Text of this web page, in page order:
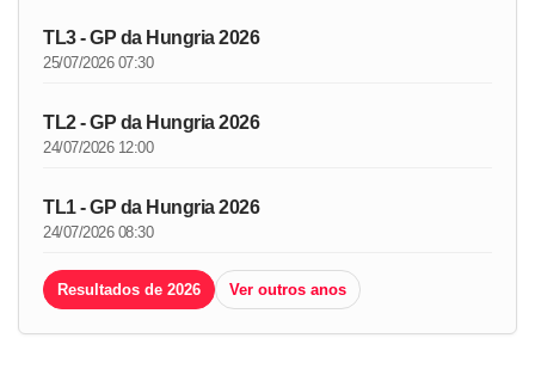
TL3 - GP da Hungria 2026
25/07/2026 07:30
TL2 - GP da Hungria 2026
24/07/2026 12:00
TL1 - GP da Hungria 2026
24/07/2026 08:30
Resultados de 2026 Ver outros anos